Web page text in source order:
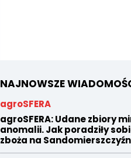
NAJNOWSZE
agroSFERA
agroSFERA: Udane zbiory
anomalii. Jak poradziły
zboża na